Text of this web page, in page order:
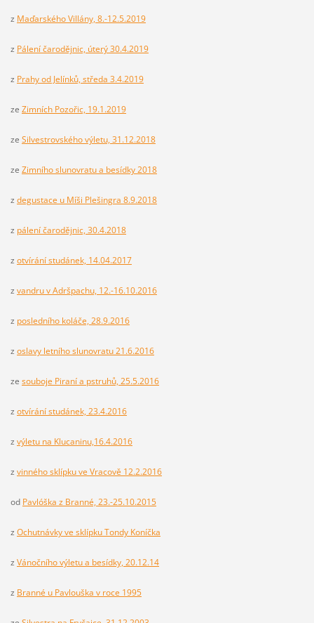
z Maďarského Villány, 8.-12.5.2019
z Pálení čarodějnic, úterý 30.4.2019
z Prahy od Jelínků, středa 3.4.2019
ze Zimních Pozořic, 19.1.2019
ze Silvestrovského výletu, 31.12.2018
ze Zimního slunovratu a besídky 2018
z degustace u Míši Plešingra 8.9.2018
z pálení čarodějnic, 30.4.2018
z otvírání studánek, 14.04.2017
z vandru v Adršpachu, 12.-16.10.2016
z posledního koláče, 28.9.2016
z oslavy letního slunovratu 21.6.2016
ze souboje Piraní a pstruhů, 25.5.2016
z otvírání studánek, 23.4.2016
z výletu na Klucaninu,16.4.2016
z vinného sklípku ve Vracově 12.2.2016
od Pavlóška z Branné, 23.-25.10.2015
z Ochutnávky ve sklípku Tondy Koníčka
z Vánočního výletu a besídky, 20.12.14
z Branné u Pavlouška v roce 1995